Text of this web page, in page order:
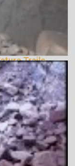
Trails